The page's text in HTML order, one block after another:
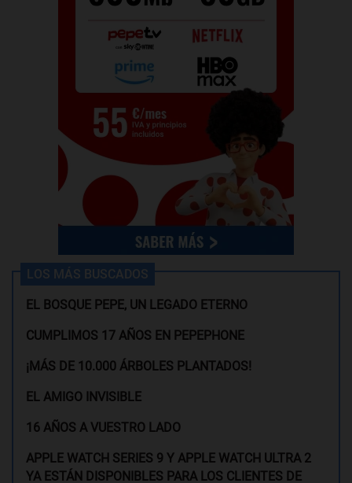
LOS MÁS BUSCADOS
EL BOSQUE PEPE, UN LEGADO ETERNO
CUMPLIMOS 17 AÑOS EN PEPEPHONE
¡MÁS DE 10.000 ÁRBOLES PLANTADOS!
EL AMIGO INVISIBLE
16 AÑOS A VUESTRO LADO
APPLE WATCH SERIES 9 Y APPLE WATCH ULTRA 2
YA ESTÁN DISPONIBLES PARA LOS CLIENTES DE